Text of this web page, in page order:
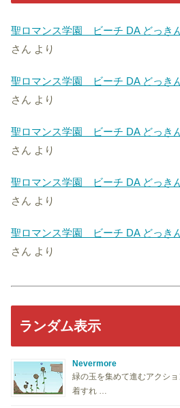
聖ロマンス学園 ビーチ DA どっき
さん より
聖ロマンス学園 ビーチ DA どっき
さん より
聖ロマンス学園 ビーチ DA どっき
さん より
聖ロマンス学園 ビーチ DA どっき
さん より
聖ロマンス学園 ビーチ DA どっき
さん より
ランダム表示
Nevermore
緑の玉を集めて進むアクシ
着すれ …